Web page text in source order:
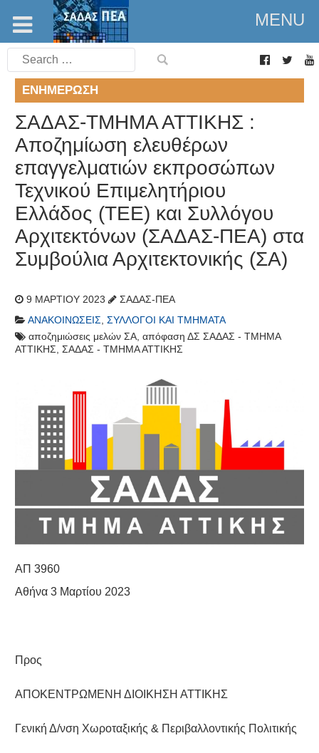
MENU
Search
for:
ΕΝΗΜΈΡΩΣΗ
ΣΑΔΑΣ-ΤΜΗΜΑ ΑΤΤΙΚΗΣ :
Αποζημίωση ελευθέρων
επαγγελματιών εκπροσώπων
Τεχνικού Επιμελητήριου
Ελλάδος (ΤΕΕ) και Συλλόγου
Αρχιτεκτόνων (ΣΑΔΑΣ-ΠΕΑ) στα
Συμβούλια Αρχιτεκτονικής (ΣΑ)
9 ΜΑΡΤΊΟΥ 2023
ΣΑΔΑΣ-ΠΕΑ
ΑΝΑΚΟΙΝΏΣΕΙΣ, ΣΎΛΛΟΓΟΙ ΚΑΙ ΤΜΉΜΑΤΑ
αποζημιώσεις μελών ΣΑ, απόφαση ΔΣ ΣΑΔΑΣ - ΤΜΗΜΑ
ΑΤΤΙΚΗΣ, ΣΑΔΑΣ - ΤΜΗΜΑ ΑΤΤΙΚΗΣ
ΑΠ 3960
Αθήνα 3 Μαρτίου 2023
Προς
ΑΠΟΚΕΝΤΡΩΜΕΝΗ ΔΙΟΙΚΗΣΗ ΑΤΤΙΚΗΣ
Γενική Δ/νση Χωροταξικής & Περιβαλλοντικής Πολιτικής